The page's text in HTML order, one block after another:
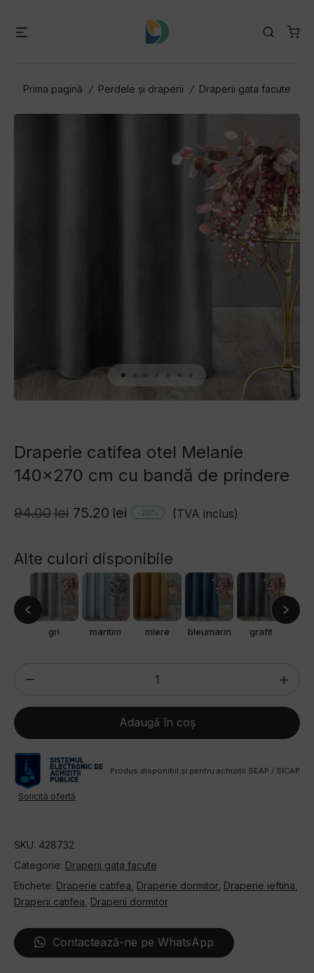
Search
Prima pagină / Perdele și draperii / Draperii gata facute
Draperie catifea otel Melanie
140×270 cm cu bandă de prindere
94.00lei Prețul
a
fost:
75.20 lei Prețul
este:
75.20lei.
-20% (TVA inclus)
Alte culori disponibile
gri maritim miere bleumarin grafit
Cantitate
catifea
otel
Melanie
140x270
cm
de
prindere
Adaugă în coș
Produs disponibil și pentru achiziții SEAP / SICAP
Solicită ofertă
SKU: 428732
Categorie: Draperii gata facute
Etichete: Draperie catifea Draperie dormitor, Draperie ieftina
Draperii catifea Draperii dormitor
Contactează-ne pe WhatsApp